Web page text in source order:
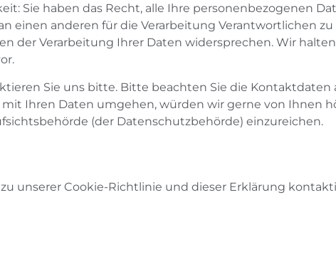
Sie haben das Recht, alle Ihre personenbezogenen
einen anderen für die Verarbeitung Verantwortlichen
der Verarbeitung Ihrer Daten widersprechen. Wir
Sie uns bitte. Bitte beachten Sie die Kontaktdaten
Ihren Daten umgehen, würden wir gerne von Ihnen
(der Datenschutzbehörde) einzureichen.
unserer Cookie-Richtlinie und dieser Erklärung